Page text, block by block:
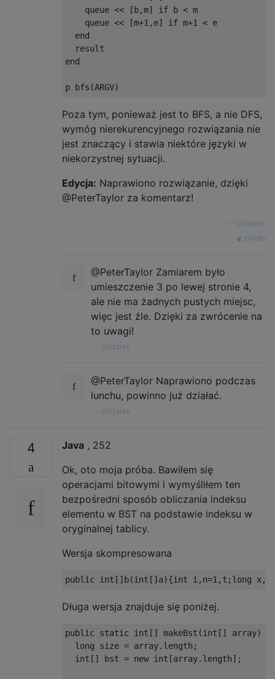
    queue << [b,m] if b < m
    queue << [m+1,e] if m+1 < e
  end
  result
end
Poza tym, ponieważ jest to BFS, a nie DFS,
wymóg nierekurencyjnego rozwiązania nie
jest znaczący i stawia niektóre języki w
niekorzystnej sytuacji.
Edycja: Naprawiono rozwiązanie, dzięki
@PeterTaylor za komentarz!
dtldarek
źródło
@PeterTaylor Zamiarem było
umieszczenie 3 po lewej stronie 4,
ale nie ma żadnych pustych miejsc,
więc jest źle. Dzięki za zwrócenie na
to uwagi!
dtldarek
@PeterTaylor Naprawiono podczas
lunchu, powinno już działać.
dtldarek
4 Java , 252
Ok, oto moja próba. Bawiłem się
operacjami bitowymi i wymyśliłem ten
bezpośredni sposób obliczania indeksu
elementu w BST na podstawie indeksu w
oryginalnej tablicy.
Wersja skompresowana
Długa wersja znajduje się poniżej.
public static int[] makeBst(int[] array) {
  long size = array.length;
  int[] bst = new int[array.length];